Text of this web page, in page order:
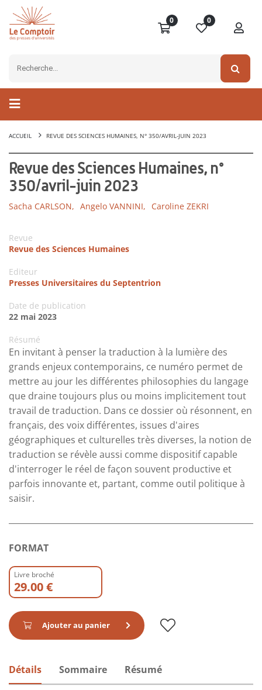
0 0
ACCUEIL REVUE DES SCIENCES HUMAINES, N° 350/AVRIL-JUIN 2023
Revue des Sciences Humaines, n°
350/avril-juin 2023
Sacha CARLSON, Angelo VANNINI, Caroline ZEKRI
Revue
Revue des Sciences Humaines
Editeur
Presses Universitaires du Septentrion
Date de publication
22 mai 2023
Résumé
En invitant à penser la traduction à la lumière des
grands enjeux contemporains, ce numéro permet de
mettre au jour les différentes philosophies du langage
que draine toujours plus ou moins implicitement tout
travail de traduction. Dans ce dossier où résonnent, en
français, des voix différentes, issues d'aires
géographiques et culturelles très diverses, la notion de
traduction se révèle aussi comme dispositif capable
d'interroger le réel de façon souvent productive et
parfois innovante et, partant, comme outil politique à
saisir.
FORMAT
Livre broché
29.00 €
Ajouter au panier
Détails Sommaire Résumé